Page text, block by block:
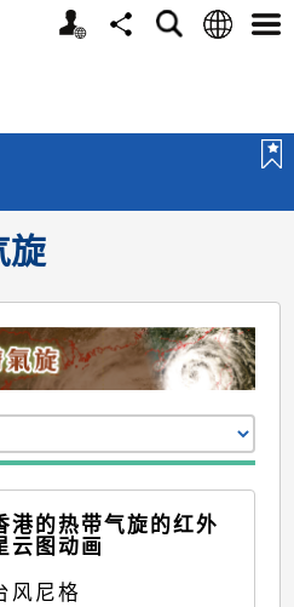
个
分
搜
语
选
旋
港的热带气旋的红外
云图动画
风尼格